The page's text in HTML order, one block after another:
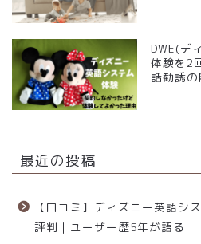
DWE(デ
体験を2
話勧誘
最近の投稿
【口コミ】ディズニー英語シ
評判｜ユーザー歴5年が語る